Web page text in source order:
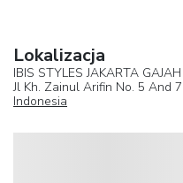
Lokalizacja
IBIS STYLES JAKARTA
Jl Kh. Zainul Arifin No. 5 And
Indonesia